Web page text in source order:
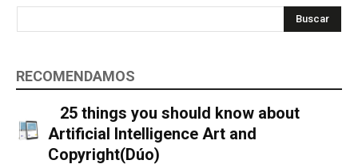
Buscar
RECOMENDAMOS
25 things you should know about
Artificial Intelligence Art and
Copyright(Dúo)